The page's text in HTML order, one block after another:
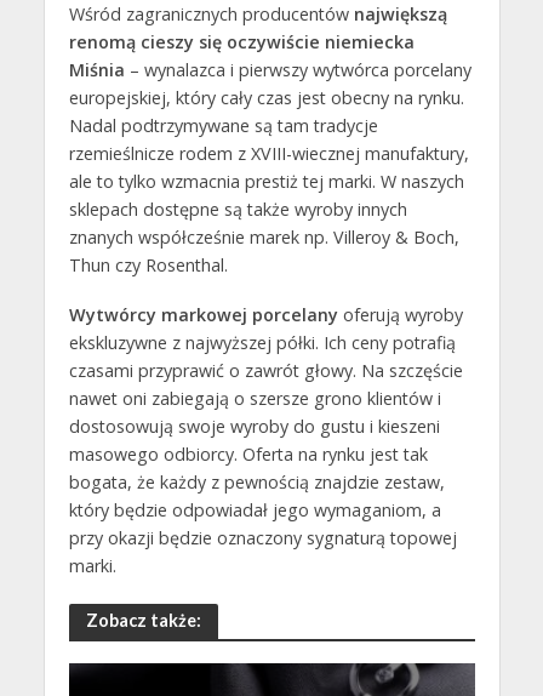
Wśród zagranicznych producentów największą
renomą cieszy się oczywiście niemiecka
Miśnia – wynalazca i pierwszy wytwórca porcelany
europejskiej, który cały czas jest obecny na rynku.
Nadal podtrzymywane są tam tradycje
rzemieślnicze rodem z XVIII-wiecznej manufaktury,
ale to tylko wzmacnia prestiż tej marki. W naszych
sklepach dostępne są także wyroby innych
znanych współcześnie marek np. Villeroy & Boch,
Thun czy Rosenthal.
Wytwórcy markowej porcelanyoferują wyroby
ekskluzywne z najwyższej półki. Ich ceny potrafią
czasami przyprawić o zawrót głowy. Na szczęście
nawet oni zabiegają o szersze grono klientów i
dostosowują swoje wyroby do gustu i kieszeni
masowego odbiorcy. Oferta na rynku jest tak
bogata, że każdy z pewnością znajdzie zestaw,
który będzie odpowiadał jego wymaganiom, a
przy okazji będzie oznaczony sygnaturą topowej
marki.
Zobacz także: